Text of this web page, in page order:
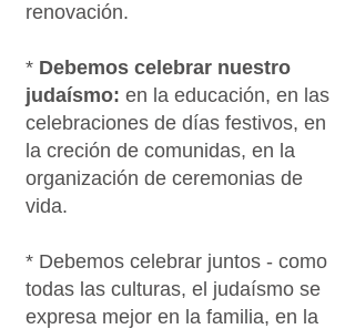
renovación.
* Debemos celebrar nuestro
judaísmo: en la educación, en las
celebraciones de días festivos, en
la creción de comunidas, en la
organización de ceremonias de
vida.
* Debemos celebrar juntos - como
todas las culturas, el judaísmo se
expresa mejor en la familia, en la